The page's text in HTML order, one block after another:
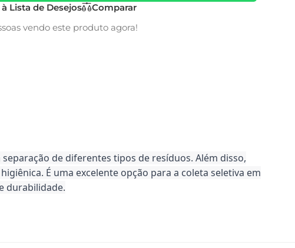
Lista de Desejos
Comparar
vendo este produto agora!
de diferentes tipos de resíduos. Além disso,
É uma excelente opção para a coleta seletiva em
durabilidade.